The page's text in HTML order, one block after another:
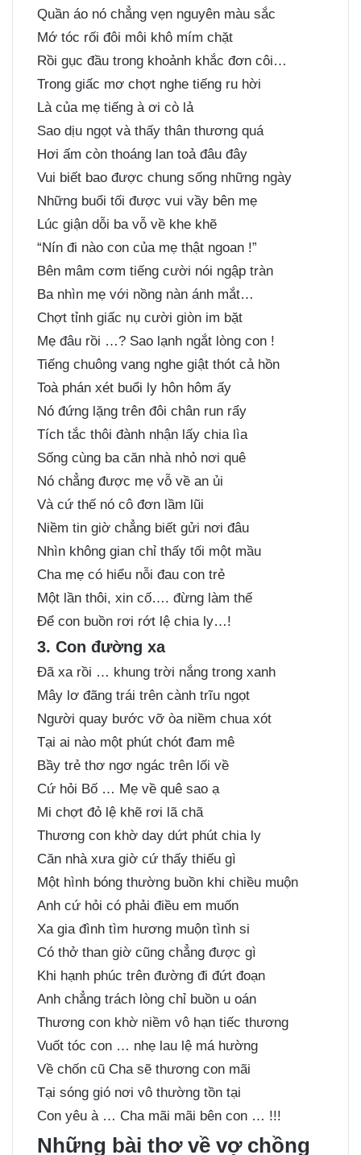
Quần áo nó chẳng vẹn nguyên màu sắc
Mớ tóc rối đôi môi khô mím chặt
Rồi gục đầu trong khoảnh khắc đơn côi…
Trong giấc mơ chợt nghe tiếng ru hời
Là của mẹ tiếng à ơi cò lả
Sao dịu ngọt và thấy thân thương quá
Hơi ấm còn thoáng lan toả đâu đây
Vui biết bao được chung sống những ngày
Những buổi tối được vui vầy bên mẹ
Lúc giận dỗi ba vỗ về khe khẽ
“Nín đi nào con của mẹ thật ngoan !”
Bên mâm cơm tiếng cười nói ngập tràn
Ba nhìn mẹ với nồng nàn ánh mắt…
Chợt tỉnh giấc nụ cười giòn im bặt
Mẹ đâu rồi …? Sao lạnh ngắt lòng con !
Tiếng chuông vang nghe giật thót cả hồn
Toà phán xét buổi ly hôn hôm ấy
Nó đứng lặng trên đôi chân run rẩy
Tích tắc thôi đành nhận lấy chia lìa
Sống cùng ba căn nhà nhỏ nơi quê
Nó chẳng được mẹ vỗ về an ủi
Và cứ thế nó cô đơn lầm lũi
Niềm tin giờ chẳng biết gửi nơi đâu
Nhìn không gian chỉ thấy tối một mầu
Cha mẹ có hiểu nỗi đau con trẻ
Một lần thôi, xin cố…. đừng làm thế
Để con buồn rơi rớt lệ chia ly…!
3. Con đường xa
Đã xa rồi … khung trời nắng trong xanh
Mây lơ đãng trái trên cành trĩu ngọt
Người quay bước vỡ òa niềm chua xót
Tại ai nào một phút chót đam mê
Bầy trẻ thơ ngơ ngác trên lối về
Cứ hỏi Bố … Mẹ về quê sao ạ
Mi chợt đỏ lệ khẽ rơi lã chã
Thương con khờ day dứt phút chia ly
Căn nhà xưa giờ cứ thấy thiếu gì
Một hình bóng thường buồn khi chiều muộn
Anh cứ hỏi có phải điều em muốn
Xa gia đình tìm hương muộn tình si
Có thở than giờ cũng chẳng được gì
Khi hạnh phúc trên đường đi đứt đoạn
Anh chẳng trách lòng chỉ buồn u oán
Thương con khờ niềm vô hạn tiếc thương
Vuốt tóc con … nhẹ lau lệ má hường
Về chốn cũ Cha sẽ thương con mãi
Tại sóng gió nơi vô thường tồn tại
Con yêu à … Cha mãi mãi bên con … !!!
Những bài thơ về vợ chồng